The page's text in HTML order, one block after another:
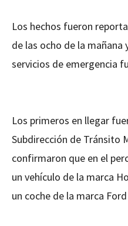
Los hechos fueron
de las ocho de la mañana
servicios de emergencia
Los primeros en llegar
Subdirección de Tránsito
confirmaron que en el
un vehículo de la marca
un coche de la marca